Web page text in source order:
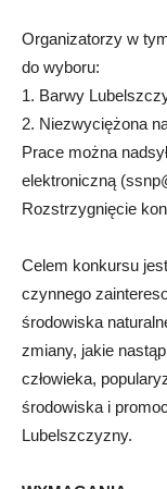
Organizatorzy w
do wyboru:
1. Barwy
2. Niezwyciężona
Prace można
elektroniczną (
Rozstrzygnięcie
Celem konkursu
czynnego
środowiska
zmiany, jakie
człowieka,
środowiska i
Lubelszczyzny.